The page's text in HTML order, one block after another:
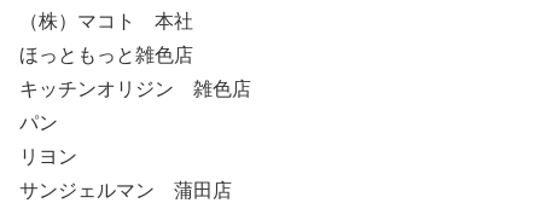
（株）マコト 本社
ほっともっと雑色店
キッチンオリジン 雑色店
パン
リヨン
サンジェルマン 蒲田店